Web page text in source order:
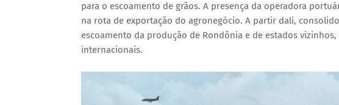
para o escoamento de grãos. A presença da operadora
na rota de exportação do agronegócio. A partir dali,
escoamento da produção de Rondônia e de estados
internacionais.